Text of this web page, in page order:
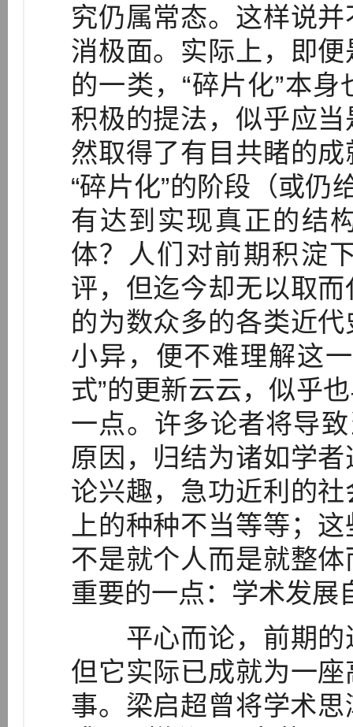
究仍属常态。这样说
消极面。实际上，即
的一类，“碎片化”本
积极的提法，似乎应
然取得了有目共睹的
“碎片化”的阶段（或仍
有达到实现真正的结
体？人们对前期积淀
评，但迄今却无以取
的为数众多的各类近
小异，便不难理解这
式”的更新云云，似乎
一点。许多论者将导
原因，归结为诸如学
论兴趣，急功近利的
上的种种不当等等；
不是就个人而是就整
重要的一点：学术发展
平心而论，前期的
但它实际已成就为一
事。梁启超曾将学术思